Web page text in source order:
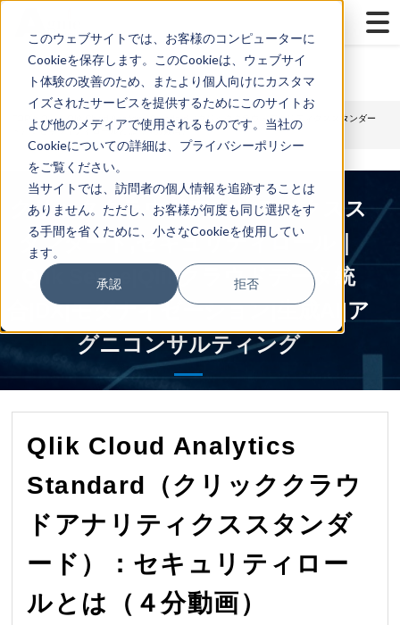
このウェブサイトでは、お客様のコンピューターに
Cookieを保存します。このCookieは、ウェブサイ
ト体験の改善のため、またより個人向けにカスタマ
イズされたサービスを提供するためにこのサイトお
よび他のメディアで使用されるものです。当社の
Cookieについての詳細は、プライバシーポリシー
をご覧ください。
当サイトでは、訪問者の個人情報を追跡することは
ありません。ただし、お客様が何度も同じ選択をす
る手間を省くために、小さなCookieを使用してい
ます。
承認 拒否
> Qlik> Qlik Cloud Analytics Standard（クリッククラウドアナリティクススタンダー
ド）：セキュリティロールとは（４分動画）
クリッククラウドアナリティクスス
タンダード,セキュリティロール｜
Qlik Sense|Qlikクラウドデータ統
合|DX|モダナイゼーション|生成AI|ア
グニコンサルティング
Qlik Cloud Analytics
Standard（クリッククラウ
ドアナリティクススタンダ
ード）：セキュリティロー
ルとは（４分動画）